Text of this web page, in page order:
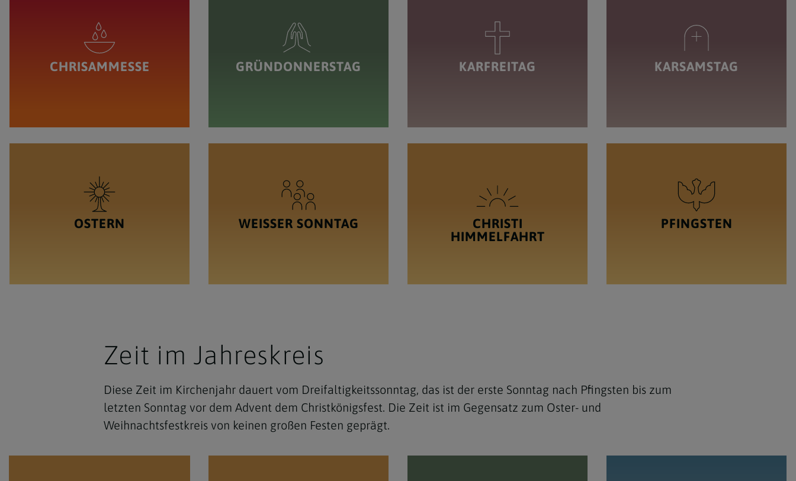
CHRISAMMESSE GRÜNDONNERSTAG KARFREITAG KARSAMSTAG
OSTERN WEISSER SONNTAG
CHRISTI
HIMMELFAHRT
PFINGSTEN
Zeit im Jahreskreis
Diese Zeit im Kirchenjahr dauert vom Dreifaltigkeitssonntag, das ist der erste Sonntag nach Pfingsten bis zum
letzten Sonntag vor dem Advent dem Christkönigsfest. Die Zeit ist im Gegensatz zum Oster- und
Weihnachtsfestkreis von keinen großen Festen geprägt.